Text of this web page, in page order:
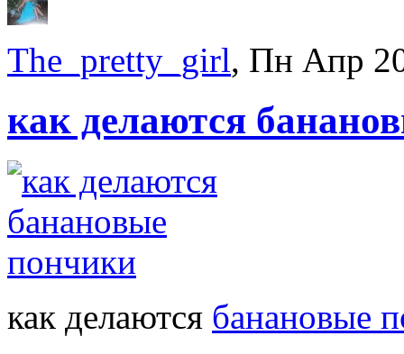
The_pretty_girl, Пн Апр
как делаются
как делаются банановые